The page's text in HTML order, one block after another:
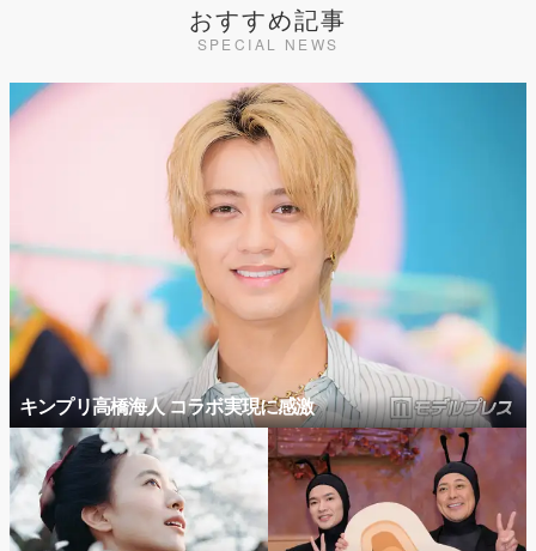
おすすめ記事
SPECIAL NEWS
キンプリ高橋海人 コラボ実現に感激